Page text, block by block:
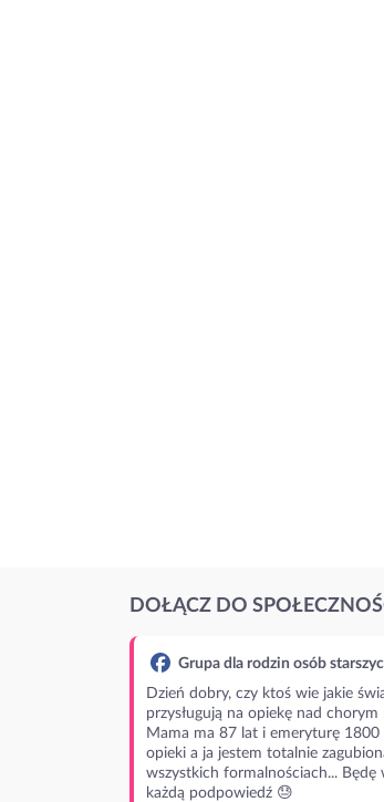
DOŁĄCZ DO
Grupa dla rodzin osób
Dzień dobry, czy ktoś wie jakie
przysługują na opiekę nad chorym
Mama ma 87 lat i emeryturę 1800
opieki a ja jestem totalnie
wszystkich formalnościach... Będę
każdą podpowiedź 😓